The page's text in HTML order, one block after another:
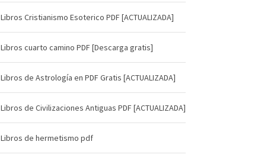
Libros Cristianismo Esoterico PDF [ACTUALIZADA]
Libros cuarto camino PDF [Descarga gratis]
Libros de Astrología en PDF Gratis [ACTUALIZADA]
Libros de Civilizaciones Antiguas PDF [ACTUALIZADA]
Libros de hermetismo pdf